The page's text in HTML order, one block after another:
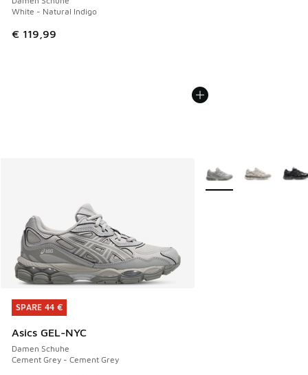
White - Natural Indigo
€ 119,99
SPARE 44 €
Asics GEL-NYC
Damen Schuhe
Cement Grey - Cement Grey
SPARE 44 €
Weitere Farben